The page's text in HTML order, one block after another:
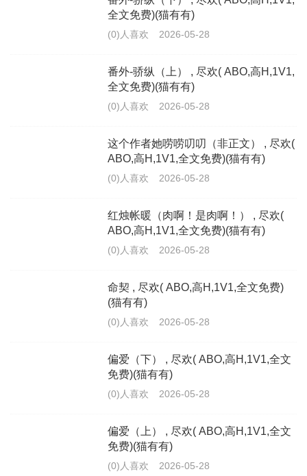
全文免费)(猫有有)
(0)人喜欢 2026-05-28
番外-骄纵（上） , 尽欢( ABO,高H,1V1,
全文免费)(猫有有)
(0)人喜欢 2026-05-28
这个作者她唠唠叨叨（非正文） , 尽欢(
ABO,高H,1V1,全文免费)(猫有有)
(0)人喜欢 2026-05-28
红烛帐暖（肉啊！是肉啊！） , 尽欢(
ABO,高H,1V1,全文免费)(猫有有)
(0)人喜欢 2026-05-28
命契 , 尽欢( ABO,高H,1V1,全文免费)
(猫有有)
(0)人喜欢 2026-05-28
偏爱（下） , 尽欢( ABO,高H,1V1,全文
免费)(猫有有)
(0)人喜欢 2026-05-28
偏爱（上） , 尽欢( ABO,高H,1V1,全文
免费)(猫有有)
(0)人喜欢 2026-05-28